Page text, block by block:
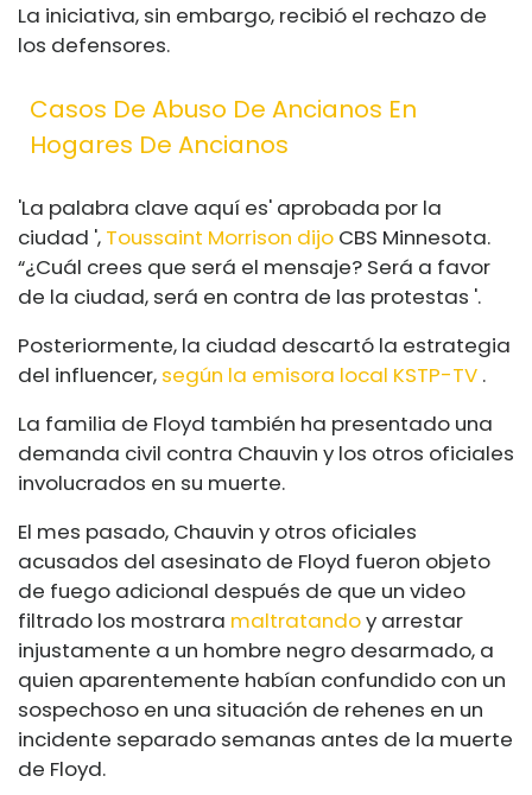
La iniciativa, sin embargo, recibió el rechazo de
los defensores.
Casos De Abuso De Ancianos En
Hogares De Ancianos
'La palabra clave aquí es' aprobada por la
ciudad ', Toussaint Morrison dijo CBS Minnesota.
“¿Cuál crees que será el mensaje? Será a favor
de la ciudad, será en contra de las protestas '.
Posteriormente, la ciudad descartó la estrategia
del influencer, según la emisora ​​local KSTP-TV .
La familia de Floyd también ha presentado una
demanda civil contra Chauvin y los otros oficiales
involucrados en su muerte.
El mes pasado, Chauvin y otros oficiales
acusados ​​del asesinato de Floyd fueron objeto
de fuego adicional después de que un video
filtrado los mostrara maltratandoy arrestar
injustamente a un hombre negro desarmado, a
quien aparentemente habían confundido con un
sospechoso en una situación de rehenes en un
incidente separado semanas antes de la muerte
de Floyd.